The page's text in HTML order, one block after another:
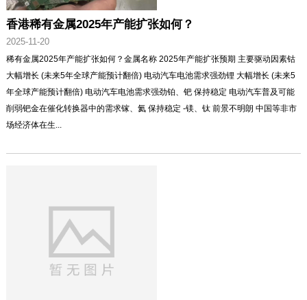
香港稀有金属2025年产能扩张如何？
2025-11-20
稀有金属2025年产能扩张如何？金属名称 2025年产能扩张预期 主要驱动因素钴
大幅增长 (未来5年全球产能预计翻倍) 电动汽车电池需求强劲锂 大幅增长 (未来5
年全球产能预计翻倍) 电动汽车电池需求强劲铂、钯 保持稳定 电动汽车普及可能
削弱钯金在催化转换器中的需求镓、氦 保持稳定 -镁、钛 前景不明朗 中国等非市
场经济体在生...